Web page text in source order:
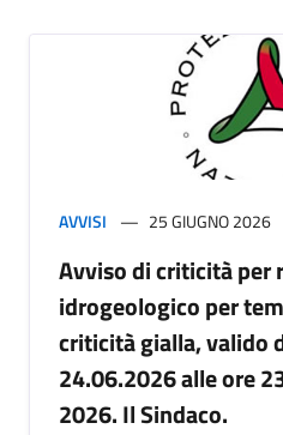
AVVISI 25 GIUGNO 2026
Avviso di criticità per
idrogeologico per
criticità gialla, valido
24.06.2026 alle ore
2026. Il Sindaco.